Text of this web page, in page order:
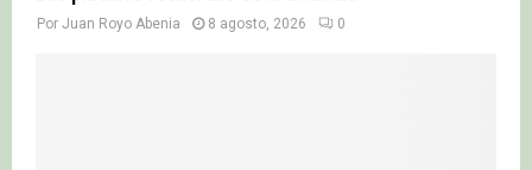
Por Juan Royo Abenia 8 agosto, 2026 0